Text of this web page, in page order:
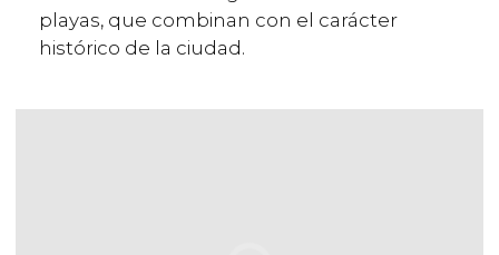
playas, que combinan con el carácter
histórico de la ciudad.